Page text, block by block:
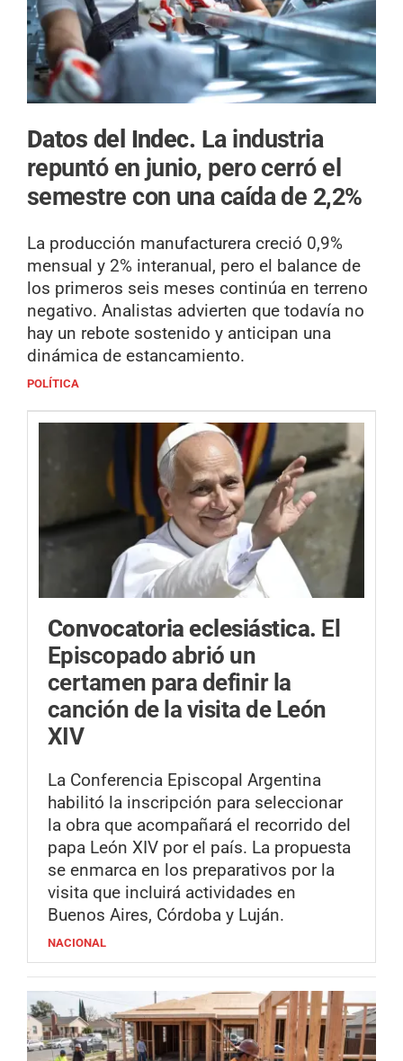
Datos del Indec. La industria
repuntó en junio, pero cerró el
semestre con una caída de 2,2%
La producción manufacturera creció 0,9%
mensual y 2% interanual, pero el balance de
los primeros seis meses continúa en terreno
negativo. Analistas advierten que todavía no
hay un rebote sostenido y anticipan una
dinámica de estancamiento.
POLÍTICA
Convocatoria eclesiástica. El
Episcopado abrió un
certamen para definir la
canción de la visita de León
XIV
La Conferencia Episcopal Argentina
habilitó la inscripción para seleccionar
la obra que acompañará el recorrido del
papa León XIV por el país. La propuesta
se enmarca en los preparativos por la
visita que incluirá actividades en
Buenos Aires, Córdoba y Luján.
NACIONAL